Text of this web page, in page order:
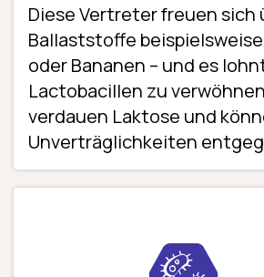
Diese Vertreter freuen sich
Ballaststoffe
oder Bananen – und es
Lactobacillen zu
verdauen Laktose und
Unverträglichkeiten